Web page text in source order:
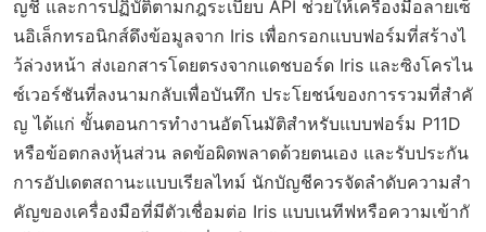
ญชี และการปฏิบัติตามกฎระเบียบ API ช่วยให้เครื่องมือลายเซ็
นอิเล็กทรอนิกส์ดึงข้อมูลจาก Iris เพื่อกรอกแบบฟอร์มที่สร้างไ
ว้ล่วงหน้า ส่งเอกสารโดยตรงจากแดชบอร์ด Iris และซิงโครไน
ซ์เวอร์ชันที่ลงนามกลับเพื่อบันทึก ประโยชน์ของการรวมที่สำคั
ญ ได้แก่ ขั้นตอนการทำงานอัตโนมัติสำหรับแบบฟอร์ม P11D
หรือข้อตกลงหุ้นส่วน ลดข้อผิดพลาดด้วยตนเอง และรับประกัน
การอัปเดตสถานะแบบเรียลไทม์ นักบัญชีควรจัดลำดับความสำ
คัญของเครื่องมือที่มีตัวเชื่อมต่อ Iris แบบเนทีฟหรือความเข้ากั